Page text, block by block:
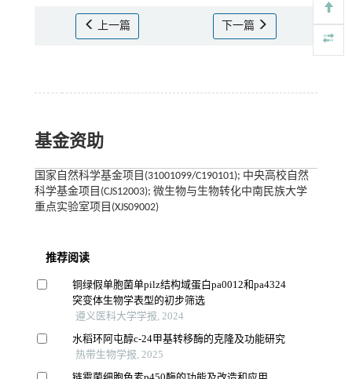
上一篇 下一篇
基金资助
国家自然科学基金项目(31001099/C190101); 中央高校自然
科学基金项目(CJS12003); 微生物与生物转化中南民族大学
重点实验室项目(XJS09002)